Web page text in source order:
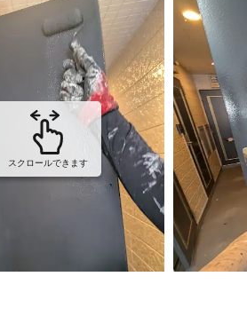
スクロールできます